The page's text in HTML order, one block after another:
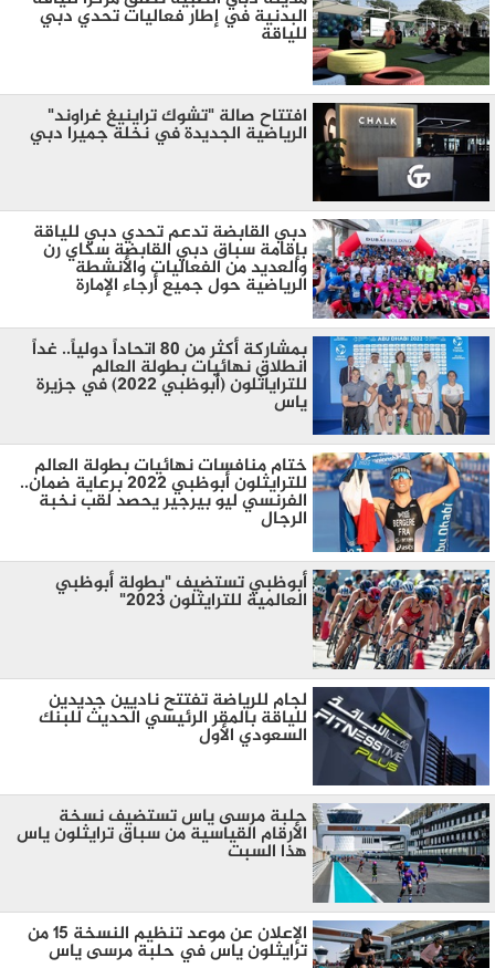
البدنية في إطار فعاليات تحدي دبي
للياقة
افتتاح صالة "تشوك تراينيغ غراوند"
الرياضية الجديدة في نخلة جميرا دبي
دبي القابضة تدعم تحدي دبي للياقة
بإقامة سباق دبي القابضة سكاي رن
والعديد من الفعاليات والأنشطة
الرياضية حول جميع أرجاء الإمارة
بمشاركة أكثر من 80 اتحاداً دولياً.. غداً
انطلاق نهائيات بطولة العالم
للتراياثلون (أبوظبي 2022) في جزيرة
ياس
ختام منافسات نهائيات بطولة العالم
للترايثلون أبوظبي 2022 برعاية ضمان..
الفرنسي ليو بيرجير يحصد لقب نخبة
الرجال
أبوظبي تستضيف "بطولة أبوظبي
العالمية للترايثلون 2023"
لجام للرياضة تفتتح ناديين جديدين
للياقة بالمقر الرئيسي الحديث للبنك
السعودي الأول
حلبة مرسى ياس تستضيف نسخة
الأرقام القياسية من سباق ترايثلون ياس
هذا السبت
الإعلان عن موعد تنظيم النسخة 15 من
ترايثلون ياس في حلبة مرسى ياس